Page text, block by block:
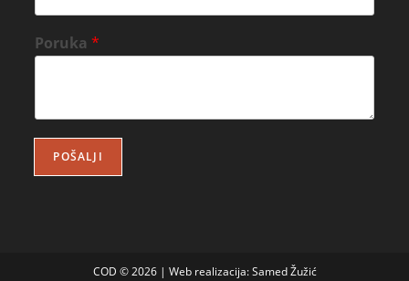
Poruka*
POŠALJI
COD © 2026 | Web realizacija:Samed Žužić